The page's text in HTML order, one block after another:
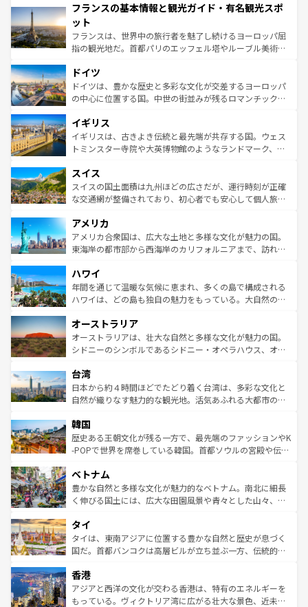
ませてくれるイタリアで、忘れられない旅をしてみよう！
なお、新着のイタリア情報は
しい。
文化が根付くこの国では、情熱的なフラメンコ、熱気あふ
れる闘牛、そして美味しいタパスが生活の一部となってい
る。首都マドリードの洗練された雰囲気や、バルセロナの
アートに溢れた街角から、地方では古代ローマ遺跡や中世
せる。地方によって風土や気候が異なるスペインはその個
性で訪れる人を魅了する。 なお、新着のスペイン情報は コ
ンテンツ一覧を参照してほしい。
フランスの基本情報と観光ガイド・有名観光スポ
ット
フランスは、世界中の旅行者を魅了し続けるヨーロッパ屈
指の観光地だ。首都パリのエッフェル塔やルーブル美術館
で、幅広い魅力が詰まっている。華麗な宮殿、歴史的な大
聖堂、美しいビーチ、そして豊かな自然が、訪れる者を心
から魅了する。また、フランスは美食の国としても知ら
いる。シャンパンの発祥地であるランス、プロヴァンスの
香り高いラベンダー畑など、多彩な楽しみ方が可能だ。さ
らに、パリ以外の地域にも魅力が溢れており、どの街角に
れる地方に足を運ぶとそれぞれで全く異なる文化を体験で
きるだろう。 なお、新着のフランス情報はコンテンツ一覧
を参照してほしい。
ドイツ
ドイツは、豊かな歴史と多彩な文化が交差するヨーロッパ
の中心に位置する国。中世の街並みが残るロマンチック街
顔を持つこの国は、どこを歩いても飽きることがない。ベ
ルリンの文化的活気、バイエルン州のアルプスの絶景、そ
してライン川沿いのワイン畑といった風景は必見。ビール
は、お酒好きな人にはぜひ体験してほしい。 なお、新着の
ドイツ情報はコンテンツ一覧を参照してほしい。
イギリス
イギリスは、古きよき伝統と最先端が共存する国。ウェス
トミンスター寺院や大英博物館のようなランドマーク、歴
リアごとに異なる魅力がある。また、優雅なアフタヌーン
ティー、ビール好きにはたまらない英国パブ、サッカー観
戦など、本場だからこそできる体験も豊富。イギリスを旅
ンツ一覧を参照してほしい。
スイス
スイスの国土面積は九州ほどの広さだが、運行時刻が正確
な交通網が整備されており、初心者でも安心して個人旅行
の建物がそのまま残る町や、スイスならではのユニークな
博物館もあり、アルプス観光だけでなく町歩きも満喫する
ことができる。国民の所得が高いため物価も高いが、旅行
ば市内交通費無料で観光を楽しむこともできる。 なお、新
着のスイス情報はコンテンツ一覧 を参照してほしい。
アメリカ
アメリカ合衆国は、広大な土地と多様な文化が魅力の国。
東海岸の都市部から西海岸のカリフォルニアまで、訪れる
のような巨大都市は、観光、ショッピング、エンターテイ
ンメントが詰まった刺激的なスポットだ。一方、アメリカ
西部には大自然が広がり、グランドキャニオンやイエロー
部のニューオーリンズでは、音楽と美食が融合した独特の
文化が魅力。旅行者はアメリカの各地域で異なる魅力を楽
しみながら、その多様性と豊かな歴史を感じることができ
ならではの贅沢な旅のスタイルだ。 なお、新着のアメリカ
情報はコンテンツ一覧を参照してほしい。
ハワイ
年間を通じて温暖な気候に恵まれ、多くの島で構成される
ハワイは、どの島も独自の魅力をもっている。大自然の神
ワイ島は見逃せない。また、定番の観光地といえばオアフ
島だが、静かな自然を求めるならマウイ島やカウアイ島が
おすすめ。エメラルドグリーンに輝く海をはじめ、豊かな
れるおもてなしの心で訪れる人々を迎えてくれるハワイの
人々、おいしいローカルフードやハワイアンミュージッ
ク、伝統的なフラダンスなど、すべてがハワイの魅力を彩
ワイを、存分に味わってほしい。 なお、新着のハワイ情報
はコンテンツ一覧を参照してほしい。
オーストラリア
オーストラリアは、壮大な自然と多様な文化が魅力の国。
シドニーのシンボルであるシドニー・オペラハウス、オー
リアリーフや大陸中央部にそびえるウルル（エアーズロッ
ク）、タスマニアの美しい原生林やケアンズの熱帯雨林な
ど、見どころがたくさん。また、カフェやワイン、オージ
いる。アクティビティも充実しており、サーフィンやダイ
ビング、ハイキングなど、アウトドア好きにはたまらな
い。オーストラリアの多彩な魅力を存分に味わいつくそ
参照してほしい。
台湾
日本から約４時間ほどでたどり着く台湾は、多彩な文化と
自然が織りなす魅力的な観光地。活気あふれる大都市の台
ン）、静ひつな山岳地帯である台湾東部など、都市の喧騒
と山間の静けさが共存しており、訪れる人に新しい発見と
驚きをもたらしてくれる。また、奥深い台湾の食文化も魅
容にもいいと評判のスイーツなど、バラエティ豊かな料理
が味わえる。 なお、新着の台湾情報は コンテンツ一覧を参
照してほしい。
韓国
歴史ある王朝文化が残る一方で、最先端のファッションやK
-POPで世界を席巻している韓国。首都ソウルの宮殿や伝統
き、地方に足を延ばせば四季折々の自然美を楽しむことが
できる。そして、キムチや焼肉、絶品のストリートフード
まで、さまざまな韓国料理が待っている。夜には、韓国な
リティに包まれながら、韓国の多彩な魅力を心ゆくまで味
わってみてほしい。 なお、新着の韓国情報はコンテンツ一
覧を参照してほしい。
ベトナム
豊かな自然と多様な文化が魅力的なベトナム。南北に細長
く伸びる国土には、広大な田園風景や青々とした山々、世
急速な発展と共に伝統が息づく。ハノイの古い町並みやホ
ーチミン市のフランス統治時代の建物も、独特の雰囲気を
醸し出している。また、バラエティの豊かさとおいしさで
とつ。フォーやバインミー、ベトナムコーヒーなどは、ぜ
ひ現地で味わいたい。どの地域を訪れてもあたたかい人々
が旅行者を迎えてくれるので、きっと忘れられない旅にな
タイ
タイは、東南アジアに位置する豊かな自然と歴史が息づく
国だ。首都バンコクは高層ビルが立ち並ぶ一方、伝統的な
の活気が交差している。北部ではチェンマイなどの山岳地
帯で自然と触れ合い、南部ではプーケットやクラビの美し
いビーチでリゾート気分を楽しむことができる。タイ料理
香港
アジアと西洋の文化が交わる香港は、特有のエネルギーを
もっている。ヴィクトリア湾に広がる壮大な景色、近未来